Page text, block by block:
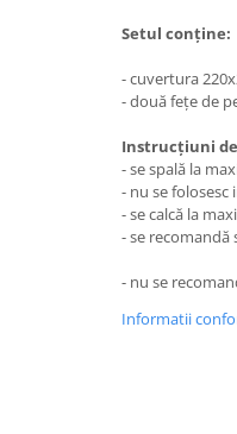
Setul conține:
- cuvertura
- două fețe de
Instrucțiuni
- se spală la
- nu se
- se calcă la
- se
- nu se
Informatii